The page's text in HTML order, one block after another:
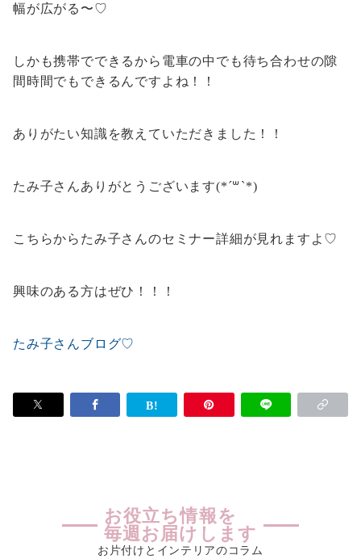
幅が広がる〜♡
しかも携帯でできるから電車の中でも待ち合わせの隙
間時間でもできるんですよね！！
ありがたい知識を教えていただきました！！
たみ子さんありがとうございます(*´꒳`*)
こちらからたみ子さんのセミナー詳細が見れますよ♡
興味のある方はぜひ！！！
たみ子さんブログ♡
お役立ち情報を
毎週お届けします
お片付けとインテリアのコラム